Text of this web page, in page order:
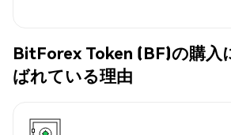
BitForex Token (BF)の購入
ばれている理由